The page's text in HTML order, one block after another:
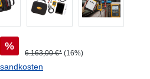
%
6.163,00 €* (16%)